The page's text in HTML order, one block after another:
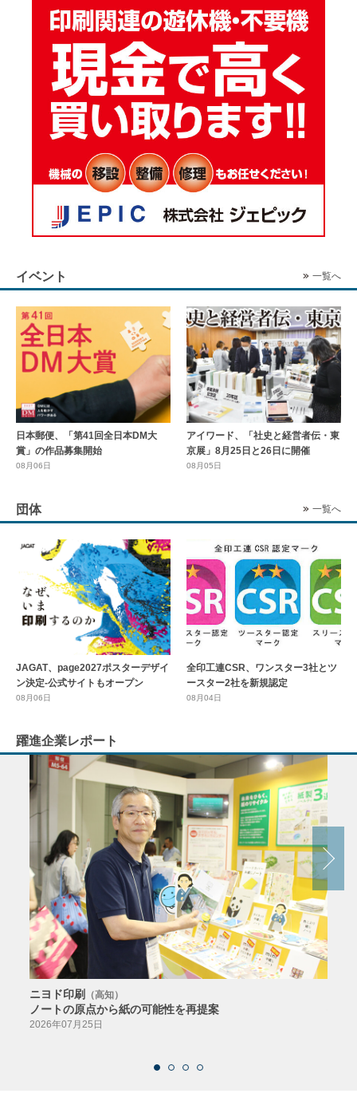
イベント 一覧へ
日本郵便、「第41回全日本DM大
賞」の作品募集開始
08月06日
アイワード、「社史と経営者伝・東
京展」8月25日と26日に開催
08月05日
団体 一覧へ
JAGAT、page2027ポスターデザイ
ン決定-公式サイトもオープン
08月06日
全印工連CSR、ワンスター3社とツ
ースター2社を新規認定
08月04日
躍進企業レポート
ニヨド印刷 （高知）
ノートの原点から紙の可能性を再提案
2026年07月25日